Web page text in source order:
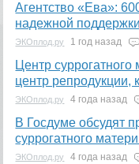
Агентство «Ева»:
надежной
ЭКОплод.ру 1 год назад
​Центр
центр репродукции,
ЭКОплод.ру 4 года назад
В Госдуме обсудят
суррогатного
ЭКОплод.ру 4 года назад